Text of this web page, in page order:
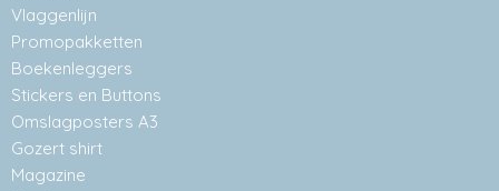
Vlaggenlijn
Promopakketten
Boekenleggers
Stickers en Buttons
Omslagposters A3
Gozert shirt
Magazine